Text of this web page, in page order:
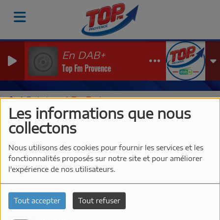
Les informations que nous
collectons
Nous utilisons des cookies pour fournir les services et les
fonctionnalités proposés sur notre site et pour améliorer
l'expérience de nos utilisateurs.
Tout accepter Tout refuser
En DAB+
Top Fm Provence
Emissions Top Tonic
TOP TONIC